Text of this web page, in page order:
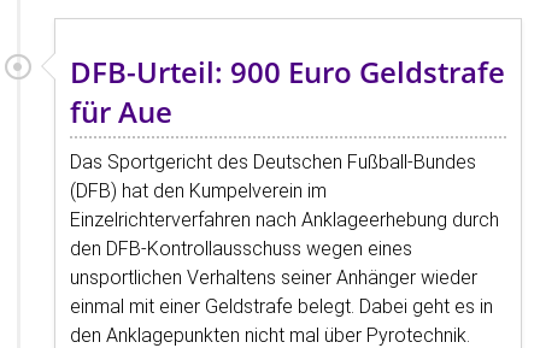
DFB-Urteil: 900 Euro Geldstrafe
für Aue
Das Sportgericht des Deutschen Fußball-Bundes
(DFB) hat den Kumpelverein im
Einzelrichterverfahren nach Anklageerhebung durch
den DFB-Kontrollausschuss wegen eines
unsportlichen Verhaltens seiner Anhänger wieder
einmal mit einer Geldstrafe belegt. Dabei geht es in
den Anklagepunkten nicht mal über Pyrotechnik.